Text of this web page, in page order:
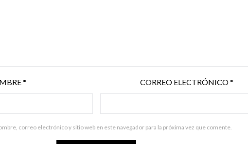
* CORREO ELECTRÓNICO*
correo electrónico y sitio web en este navegador para la próxima vez que comente.